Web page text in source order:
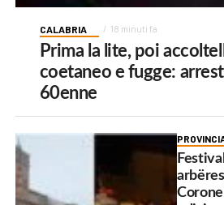
CALABRIA 18 minuti fa
Prima la lite, poi
coetaneo e fugge:
60enne